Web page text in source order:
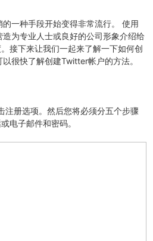
一种手段开始变得非常流行。 使用
为专业人士或良好的公司形象介绍给
接下来让我们一起来了解一下如何创
很快了解创建Twitter帐户的方法。
册选项。然后您将必须分五个步骤
电子邮件和密码。